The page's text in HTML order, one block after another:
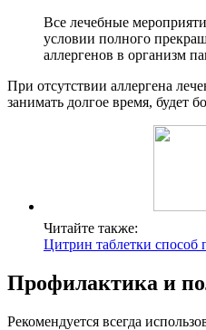
Все лечебные
условии полного
аллергенов в организм
При отсутствии аллергена
занимать долгое время, будет
Читайте также:
Цитрин таблетки способ
Профилактика и
Рекомендуется всегда